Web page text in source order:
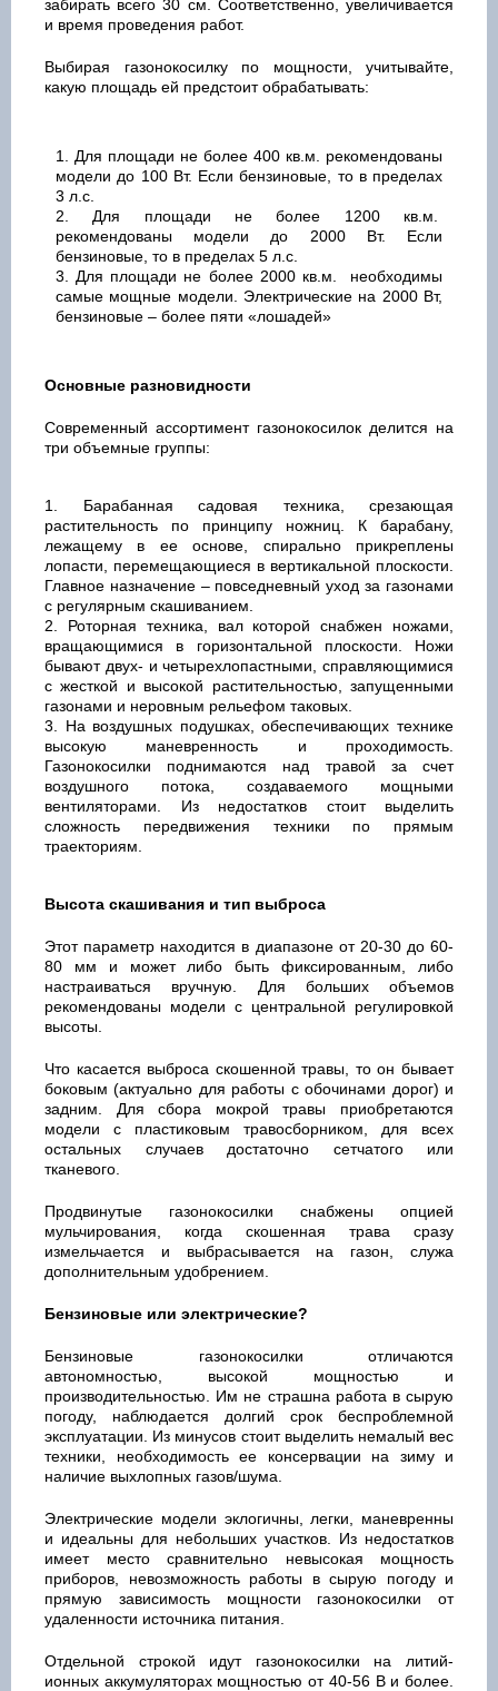
забирать всего 30 см. Соответственно, увеличивается
и время проведения работ.
Выбирая газонокосилку по мощности, учитывайте,
какую площадь ей предстоит обрабатывать:
Для площади не более 400 кв.м. рекомендованы
модели до 100 Вт. Если бензиновые, то в пределах
3 л.с.
Для площади не более 1200 кв.м.
рекомендованы модели до 2000 Вт. Если
бензиновые, то в пределах 5 л.с.
Для площади не более 2000 кв.м. необходимы
самые мощные модели. Электрические на 2000 Вт,
бензиновые – более пяти «лошадей»
Основные разновидности
Современный ассортимент газонокосилок делится на
три объемные группы:
Барабанная садовая техника, срезающая
растительность по принципу ножниц. К барабану,
лежащему в ее основе, спирально прикреплены
лопасти, перемещающиеся в вертикальной плоскости.
Главное назначение – повседневный уход за газонами
с регулярным скашиванием.
Роторная техника, вал которой снабжен ножами,
вращающимися в горизонтальной плоскости. Ножи
бывают двух- и четырехлопастными, справляющимися
с жесткой и высокой растительностью, запущенными
газонами и неровным рельефом таковых.
На воздушных подушках, обеспечивающих технике
высокую маневренность и проходимость.
Газонокосилки поднимаются над травой за счет
воздушного потока, создаваемого мощными
вентиляторами. Из недостатков стоит выделить
сложность передвижения техники по прямым
траекториям.
Высота скашивания и тип выброса
Этот параметр находится в диапазоне от 20-30 до 60-
80 мм и может либо быть фиксированным, либо
настраиваться вручную. Для больших объемов
рекомендованы модели с центральной регулировкой
высоты.
Что касается выброса скошенной травы, то он бывает
боковым (актуально для работы с обочинами дорог) и
задним. Для сбора мокрой травы приобретаются
модели с пластиковым травосборником, для всех
остальных случаев достаточно сетчатого или
тканевого.
Продвинутые газонокосилки снабжены опцией
мульчирования, когда скошенная трава сразу
измельчается и выбрасывается на газон, служа
дополнительным удобрением.
Бензиновые или электрические?
Бензиновые газонокосилки отличаются
автономностью, высокой мощностью и
производительностью. Им не страшна работа в сырую
погоду, наблюдается долгий срок беспроблемной
эксплуатации. Из минусов стоит выделить немалый вес
техники, необходимость ее консервации на зиму и
наличие выхлопных газов/шума.
Электрические модели эклогичны, легки, маневренны
и идеальны для небольших участков. Из недостатков
имеет место сравнительно невысокая мощность
приборов, невозможность работы в сырую погоду и
прямую зависимость мощности газонокосилки от
удаленности источника питания.
Отдельной строкой идут газонокосилки на литий-
ионных аккумуляторах мощностью от 40-56 В и более.